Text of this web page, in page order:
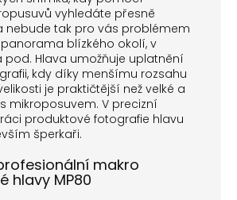
vyhledáte přesně
nebude tak pro vás problémem
blízkého okolí, v
pod. Hlava umožňuje uplatnění
kdy díky menšímu rozsahu
je praktičtější než velké a
mikroposuvem. V precizní
produktové fotografie hlavu
šperkaři.
makro
hlavy MP80